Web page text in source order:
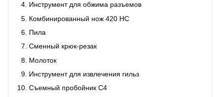
Инструмент для обжима разъемов
Комбинированный нож 420 HC
Пила
Сменный крюк-резак
Молоток
Инструмент для извлечения гильз
Съемный пробойник C4